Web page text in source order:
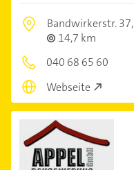
Bandwirkerstr. 37,
14,7 km
040 68 65 60
Webseite